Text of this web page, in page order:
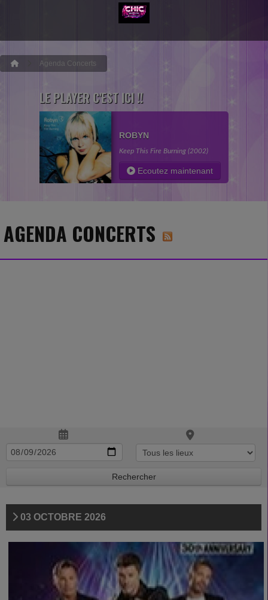
Agenda Concerts
LE PLAYER C'EST ICI !!
ROBYN
Keep This Fire Burning (2002)
Ecoutez maintenant
AGENDA CONCERTS
03 OCTOBRE 2026